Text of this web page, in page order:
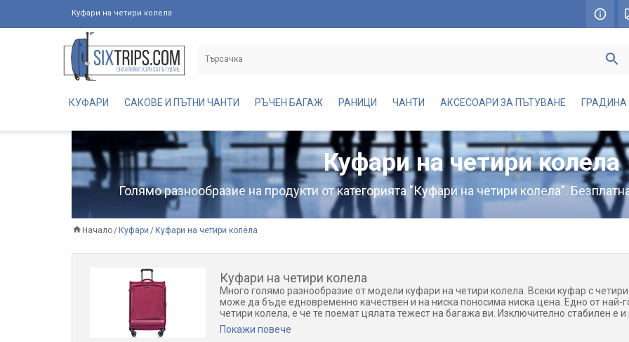
Куфари на четири колела
КУФАРИ САКОВЕ И ПЪТНИ ЧАНТИ РЪЧЕН БАГАЖ РАНИЦИ ЧАНТИ АКСЕСОАРИ ЗА ПЪТУВАНЕ ГРАДИНА
Куфари на четири колела
Голямо разнообразие на продукти от категорията "Куфари на четири колела".
Начало Куфари Куфари на четири колела
Куфари на четири колела
Много голямо разнообразие от модели куфари на четири колела. Всеки куфар с
може да бъде едновременно качествен и на ниска поносима ниска цена. Едно от най-
четири колела, е че те поемат цялата тежест на багажа ви. Изключително стабилен е
никакви усилия. Когато сте на опашката на летището, при придвижване напред,
напред. Негативите на куфара с четири колела също не са подценяване. При неравни
Покажи повече